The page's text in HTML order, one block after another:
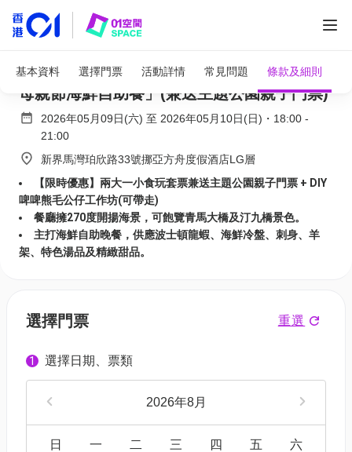
基本資料 選擇門票 活動詳情 常見問題 條款及細則
挪亞方舟度假酒店自助餐55折起 | 「臻愛頌饌
母親節海鮮自助餐」(兼送主題公園親子門票)
2026年05月09日(六) 至 2026年05月10日(日) ・ 18:00 -
21:00
新界馬灣珀欣路33號挪亞方舟度假酒店LG層
【限時優惠】兩大一小食玩套票兼送主題公園親子門票 + DIY
啤啤熊毛公仔工作坊(可帶走)
餐廳擁270度開揚海景，可飽覽青馬大橋及汀九橋景色。
主打海鮮自助晚餐，供應波士頓龍蝦、海鮮冷盤、刺身、羊
架、特色湯品及精緻甜品。
選擇門票 重選
1 選擇日期、票類
2026年8月
日 一 二 三 四 五 六